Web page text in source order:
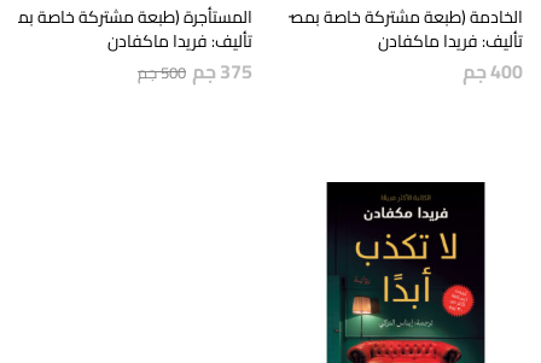
الخادمة (طبعة مشتركة خاصة بمصر )
تأليف: فريدا ماكفادن
400جم
المستأجرة (طبعة مشتركة خاصة
تأليف: فريدا ماكفادن
375جم 500جم